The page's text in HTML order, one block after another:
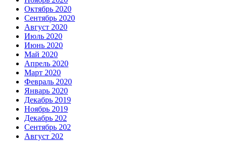
Октябрь 2020
Сентябрь 2020
Август 2020
Июль 2020
Июнь 2020
Май 2020
Апрель 2020
Март 2020
Февраль 2020
Январь 2020
Декабрь 2019
Ноябрь 2019
Декабрь 202
Сентябрь 202
Август 202